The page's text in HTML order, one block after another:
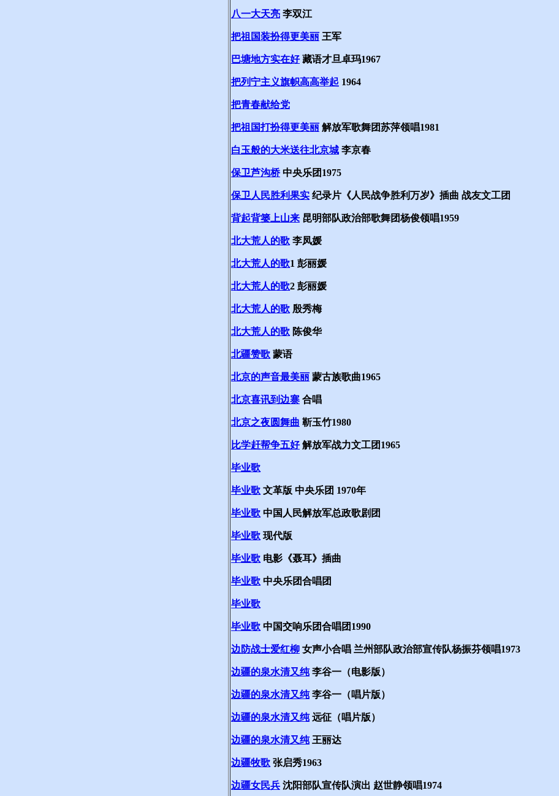
八一大天亮 李双江
把祖国装扮得更美丽 王军
巴塘地方实在好藏语才旦卓玛1967
把列宁主义旗帜高高举起 1964
把青春献给党
把祖国打扮得更美丽 解放军歌舞团苏萍领唱1981
白玉般的大米送往北京城 李京春
保卫芦沟桥中央乐团1975
保卫人民胜利果实 纪录片《人民战争胜利万岁》插曲 战友文工团
背起背篓上山来 昆明部队政治部歌舞团杨俊领唱1959
北大荒人的歌 李凤媛
北大荒人的歌1 彭丽媛
北大荒人的歌2 彭丽媛
北大荒人的歌 殷秀梅
北大荒人的歌 陈俊华
北疆赞歌 蒙语
北京的声音最美丽 蒙古族歌曲1965
北京喜讯到边寨 合唱
北京之夜圆舞曲 靳玉竹1980
比学赶帮争五好解放军战力文工团1965
毕业歌
毕业歌 文革版 中央乐团 1970年
毕业歌 中国人民解放军总政歌剧团
毕业歌 现代版
毕业歌 电影《聂耳》插曲
毕业歌 中央乐团合唱团
毕业歌
毕业歌 中国交响乐团合唱团1990
边防战士爱红柳 女声小合唱 兰州部队政治部宣传队杨振芬领唱1973
边疆的泉水清又纯李谷一（电影版）
边疆的泉水清又纯李谷一（唱片版）
边疆的泉水清又纯远征（唱片版）
边疆的泉水清又纯王丽达
边疆牧歌 张启秀1963
边疆女民兵 沈阳部队宣传队演出 赵世静领唱1974